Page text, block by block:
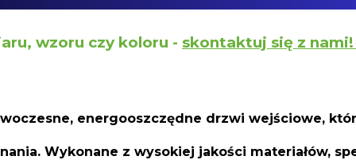
wzoru czy koloru - skontaktuj się z
energooszczędne drzwi wejściowe,
Wykonane z wysokiej jakości materiałów,